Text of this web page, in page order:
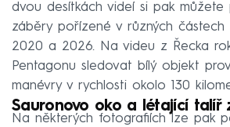
dvou desítkách videí si pak můžete
záběry pořízené v různých částech
2020 a 2026. Na videu z Řecka
Pentagonu sledovat bílý objekt
manévry v rychlosti okolo 130
Sauronovo oko a létající talíř
Na některých fotografiích lze pak